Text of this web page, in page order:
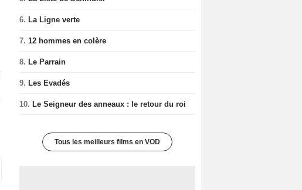
6. La Ligne verte
7. 12 hommes en colère
8. Le Parrain
9. Les Evadés
10. Le Seigneur des anneaux : le retour du roi
Tous les meilleurs films en VOD